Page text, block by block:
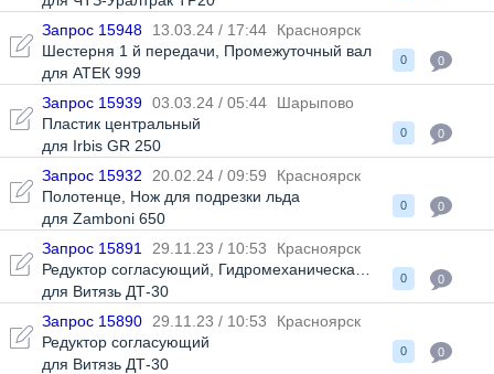
Запрос 15948 13.03.24 / 17:44
Красноярск
Шестерня 1 й передачи
Промежуточный вал
для АТЕК 999
0 0
Запрос 15939 03.03.24 / 05:44
Шарыпово
Пластик центральный
для Irbis GR 250
0 0
Запрос 15932 20.02.24 / 09:59
Красноярск
Полотенце Нож для подрезки льда
для Zamboni 650
0 0
Запрос 15891 29.11.23 / 10:53
Красноярск
Редуктор согласующий
Гидромеханическая передача (ГМП)
для Витязь ДТ-30
0 0
Запрос 15890 29.11.23 / 10:53
Красноярск
Редуктор согласующий
для Витязь ДТ-30
0 0